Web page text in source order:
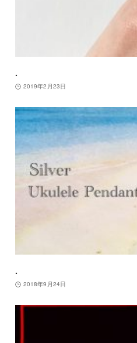
.
2019年2月23日
.
2018年9月24日